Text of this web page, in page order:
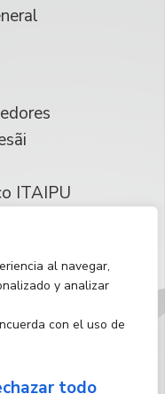
al navegar,
y analizar
con el uso de
todo
ITAIPU
derechos